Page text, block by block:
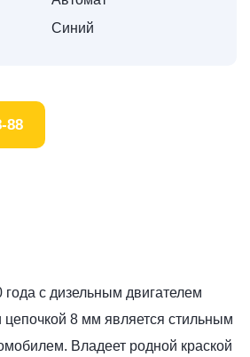
Синий
88
с дизельным двигателем
8 мм является стильным
Владеет родной краской